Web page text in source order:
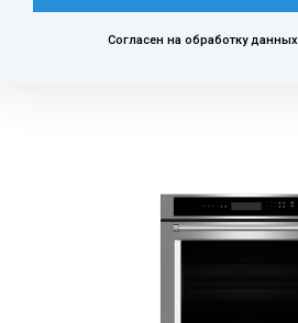
Согласен на обработку данных.